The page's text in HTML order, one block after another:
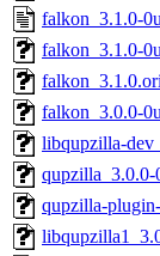
falkon_3.1.0-
falkon_3.1.0-
falkon_3.0.0-
libqupzilla-
qupzilla_3.0.0-
qupzilla-